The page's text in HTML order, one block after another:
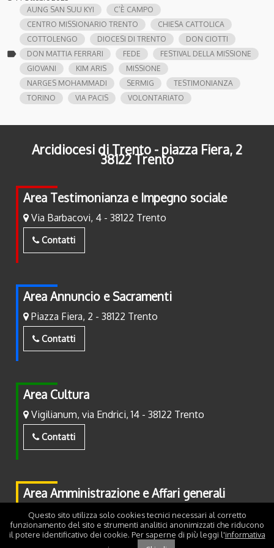
label
AUNG SAN SUU KYI
C’È CAMPO
CENTRO MISSIONARIO TRENTO
CHIESA CATTOLICA
COTTOLENGO
DIOCESI DI TRENTO
DON CIOTTI
DON MATTIA FERRARI
FEDE
FESTIVAL DELLA MISSIONE
GIOVANI
KIM ARIS
MISSIONE
NARGES MOHAMMADI
SERMIG
TESTIMONIANZA
TORINO
VIA PACIS VOLONTARIATO
Arcidiocesi di Trento - piazza Fiera, 2
38122 Trento
Area Testimonianza e Impegno sociale
Via Barbacovi, 4 - 38122 Trento
Contatti
Area Annuncio e Sacramenti
Piazza Fiera, 2 - 38122 Trento
Contatti
Area Cultura
Vigilianum, via Endrici, 14 - 38122 Trento
Contatti
Area Amministrazione e Affari generali
Piazza Fiera, 2 - 38122 Trento
Contatti
Questo sito utilizza solo cookies tecnici necessari al corretto
funzionamento del sito e strumenti analitici anonimizzati che riducono
il potere identificativo dei cookie. Per saperne di più leggi l'informativa